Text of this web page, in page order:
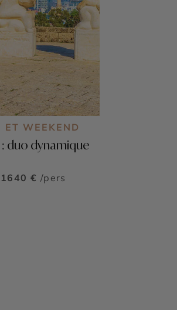
ET WEEKEND
: duo dynamique
1640 € /pers